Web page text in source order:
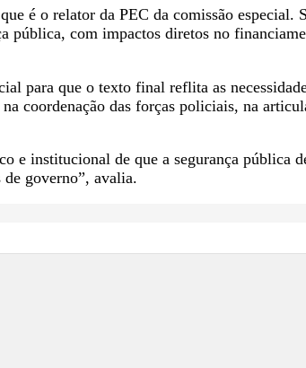
é o relator da PEC da comissão especial.
pública, com impactos diretos no
para que o texto final reflita as
coordenação das forças policiais, na
e institucional de que a segurança pública
governo”, avalia.